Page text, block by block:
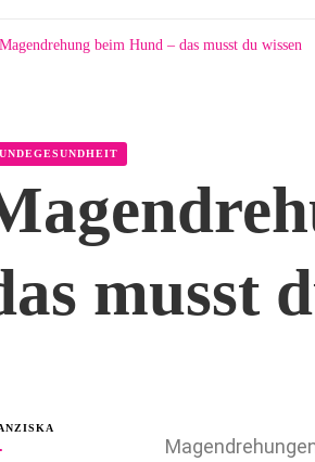
Magendrehung beim Hund – das musst du wissen
musst